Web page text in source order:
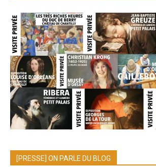
[PRESSE] ON PARLE DU BLOG